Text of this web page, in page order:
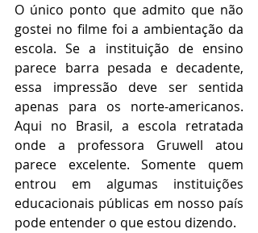
O único ponto que admito que não
gostei no filme foi a ambientação da
escola. Se a instituição de ensino
parece barra pesada e decadente,
essa impressão deve ser sentida
apenas para os norte-americanos.
Aqui no Brasil, a escola retratada
onde a professora Gruwell atou
parece excelente. Somente quem
entrou em algumas instituições
educacionais públicas em nosso país
pode entender o que estou dizendo.